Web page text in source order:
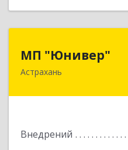
МП "Юнивер"
Астрахань
Внедрений
414041,